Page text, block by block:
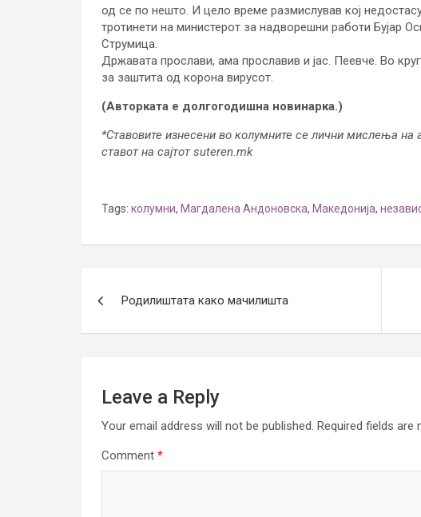
од се по нешто. И цело време размислував кој
тротинети на министерот за надворешни работи Бујар
Струмица.
Државата прослави, ама прославив и јас. Пеевче. Во
за заштита од корона вирусот.
(Авторката е долгогодишна новинарка.)
*Ставовите изнесени во колумните се лични мислења на
ставот на сајтот suteren.mk
Tags: колумни, Магдалена Андоновска, Македонија,
navigation
Родилиштата како мачилишта
Leave a Reply
Your email address will not be published. Required fields are
Comment *